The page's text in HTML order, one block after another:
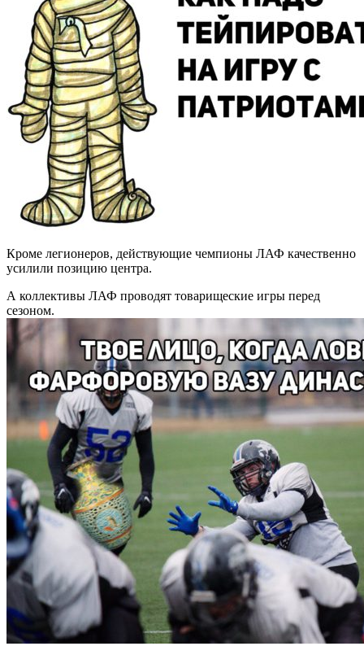
Кроме легионеров, действующие чемпионы ЛАФ качественно
усилили позицию центра.
А коллективы ЛАФ проводят товарищеские игры перед
сезоном.